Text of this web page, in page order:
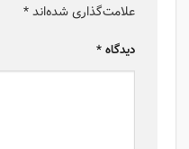
علامت‌گذاری شده‌اند*
دیدگاه *